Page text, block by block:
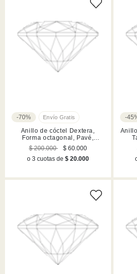
-70%
Anillo de cóctel Dextera,
Forma octagonal, Pavé,
Blanco, Acabado en rodio
$ 200.000
$ 60.000
o 3 cuotas de $ 20.000
-